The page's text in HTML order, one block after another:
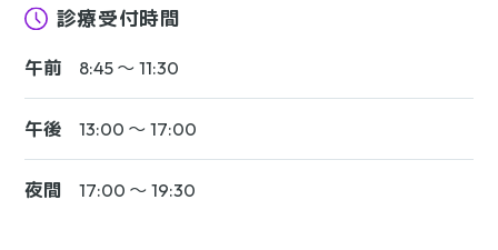
診療受付時間
午前 8:45 〜 11:30
午後 13:00 〜 17:00
夜間 17:00 〜 19:30